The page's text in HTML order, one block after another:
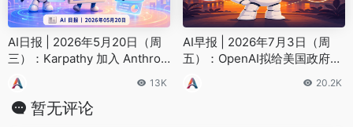
AI日报 | 2026年5月20日（周
三）：Karpathy 加入 Anthrop
ic、Gemini 3.5 Flash 发布
13K
AI早报 | 2026年7月3日（周
五）：OpenAI拟给美国政府
5%股份、Anthropic Fable 5恢
复上线
20.2K
暂无评论